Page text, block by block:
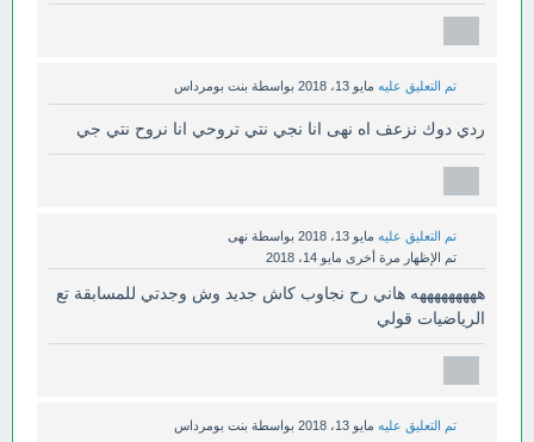
تم التعليق عليه مايو 13، 2018 بواسطة بنت بومرداس
ردي دوك نزعف اه نهى انا نجي نتي تروحي انا نروح نتي جي
تم التعليق عليه مايو 13، 2018 بواسطة نهى
تم الإظهار مرة أخرى مايو 14، 2018
هههههههههه هاني رح نجاوب كاش جديد وش وجدتي للمسابقة تع
الرياضيات قولي
تم التعليق عليه مايو 13، 2018 بواسطة بنت بومرداس